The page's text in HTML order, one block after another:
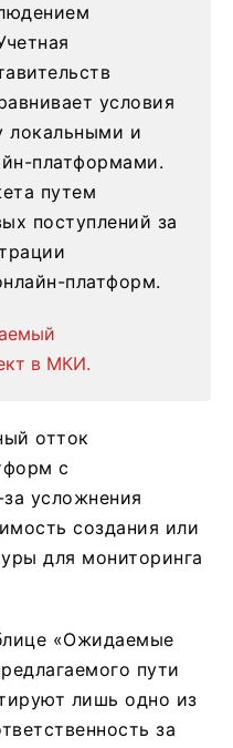
условия
локальными и
платформами.
путем
поступлений за
платформ.
в МКИ.
отток
с
усложнения
создания или
для мониторинга
«Ожидаемые
пути
лишь одно из
за